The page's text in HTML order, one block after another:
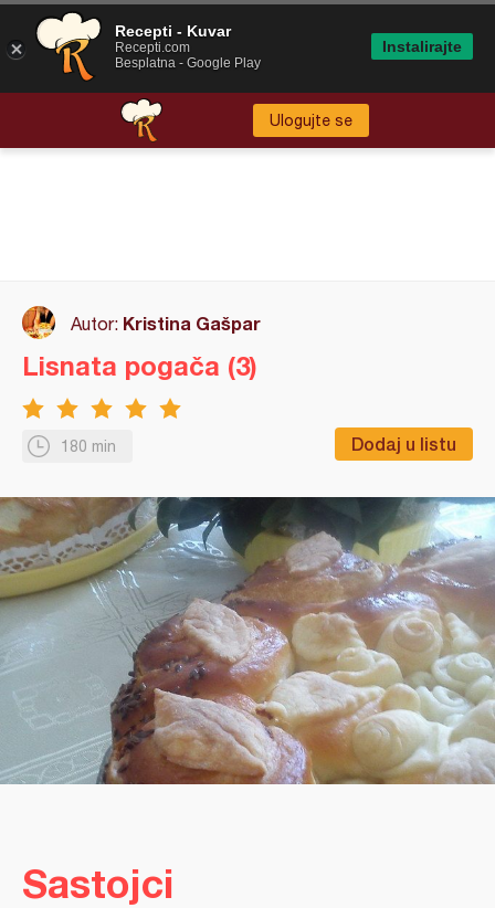
Ulogujte se
Autor: Kristina Gašpar
180 min Dodaj u listu
Lisnata pogača (3)
Sastojci
Recepti - Kuvar
Recepti.com
Besplatna - Google Play
Instalirajte